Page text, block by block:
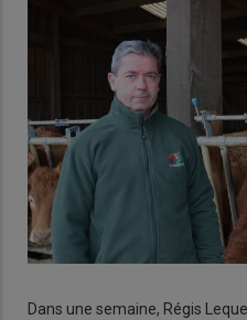
Dans une semaine, Régis